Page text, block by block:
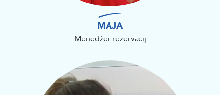
MAJA
Menedžer rezervacij